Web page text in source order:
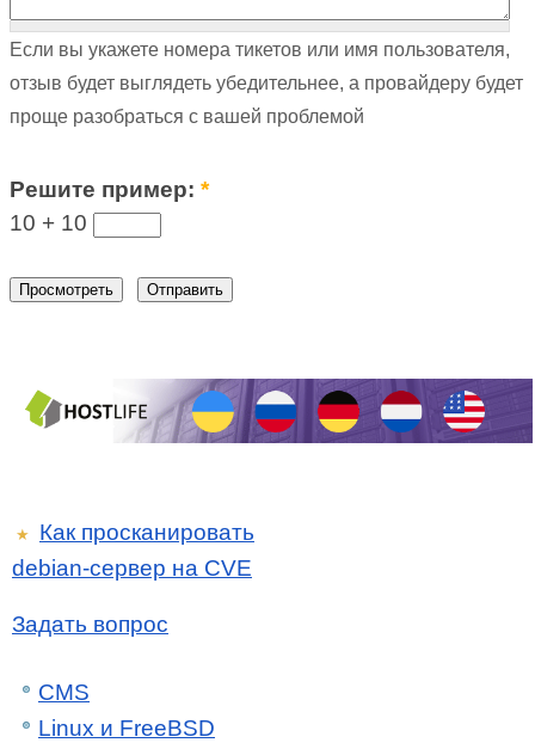
Если вы укажете номера тикетов или имя пользователя,
отзыв будет выглядеть убедительнее, а провайдеру будет
проще разобраться с вашей проблемой
Решите пример:*
10 + 10
★
Как просканировать
debian-сервер на CVE
Задать вопрос
CMS
Linux и FreeBSD